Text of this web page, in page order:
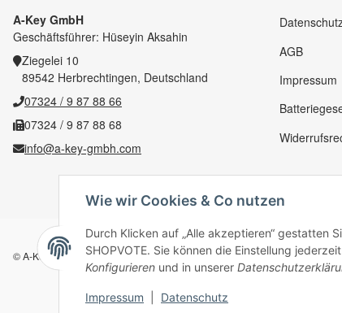
A-Key GmbH
Geschäftsführer: Hüseyin Aksahin
Ziegelei 10
89542 Herbrechtingen, Deutschland
07324 / 9 87 88 66
07324 / 9 87 88 68
info@a-key-gmbh.com
AGB
Impressum
© A-Key
Wie wir Cookies & Co nutzen
Durch Klicken auf „Alle akzeptieren“ gestatten
SHOPVOTE. Sie können die Einstellung
Konfigurieren und in unserer
Impressum Datenschutz